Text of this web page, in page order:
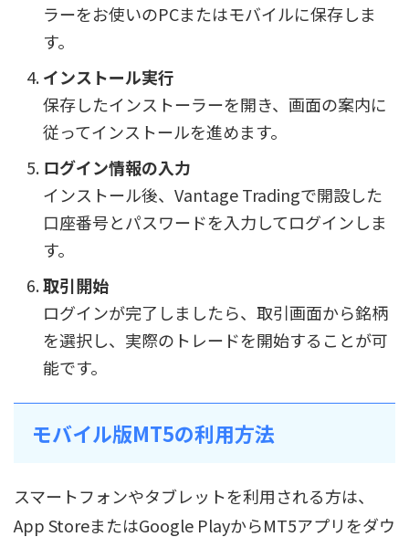
ラーをお使いのPCまたはモバイルに保存しま
す。
インストール実行
保存したインストーラーを開き、画面の案内に
従ってインストールを進めます。
ログイン情報の入力
インストール後、Vantage Tradingで開設した
口座番号とパスワードを入力してログインしま
す。
取引開始
ログインが完了しましたら、取引画面から銘柄
を選択し、実際のトレードを開始することが可
能です。
モバイル版MT5の利用方法
スマートフォンやタブレットを利用される方は、
App StoreまたはGoogle PlayからMT5アプリをダウ